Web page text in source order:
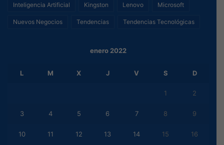
Inteligencia Artificial Kingston Lenovo Microsoft
Nuevos Negocios Tendencias Tendencias Tecnológicas
enero 2022
L M X J V S D
1 2
3 4 5 6 7 8 9
10 11 12 13 14 15 16